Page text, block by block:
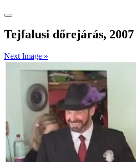
Tejfalusi dőrejárás, 2007
Next Image »